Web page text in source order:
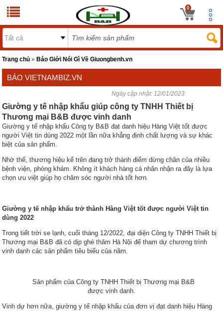
0
Trang chủ »Báo Giới Nói Gì Về Giuongbenh.vn
BÁO VIETNAMBIZ.VN
Ngày cập nhật: 12/01/2023
Giường y tế nhập khẩu giúp công ty TNHH Thiết bị
Thương mại B&B được vinh danh
Giường y tế nhập khẩu Công ty B&B đạt danh hiệu Hàng Việt tốt được
người Việt tin dùng 2022 một lần nữa khẳng định chất lượng và sự khác
biệt của sản phẩm.
Nhờ thế, thương hiệu kể trên đang trở thành điểm dừng chân của nhiều
bệnh viện, phòng khám. Không ít khách hàng cá nhân nhận ra đây là lựa
chọn ưu việt giúp họ chăm sóc người nhà tốt hơn.
Giường y tế nhập khẩu trở thành Hàng Việt tốt được người Việt tin
dùng 2022
Trong tiết trời se lạnh, cuối tháng 12/2022, đại diện Công ty TNHH Thiết bị
Thương mại B&B đã có dịp ghé thăm Hà Nội để tham dự chương trình
vinh danh các sản phẩm tiêu biểu của năm.
Sản phẩm của Công ty TNHH Thiết bị Thương mại B&B
được vinh danh.
Vinh dự hơn nữa, giường y tế nhập khẩu của đơn vị đạt danh hiệu Hàng